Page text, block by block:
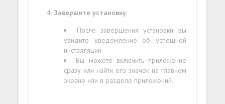
Завершите установку:
После завершения установки вы
увидите уведомление об успешной
инсталляции.
Вы можете включить приложение
сразу или найти его значок на главном
экране или в разделе приложений.